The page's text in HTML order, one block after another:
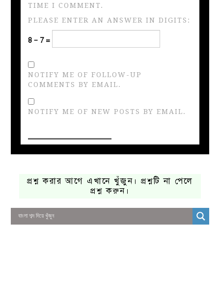
TIME I COMMENT.
PLEASE ENTER AN ANSWER IN DIGITS:
8 − 7 =
NOTIFY ME OF FOLLOW-UP
COMMENTS BY EMAIL.
NOTIFY ME OF NEW POSTS BY EMAIL.
প্রশ্ন করার আগে এখানে খুঁজুন। প্রশ্নটি না পেলে
প্রশ্ন করুন।